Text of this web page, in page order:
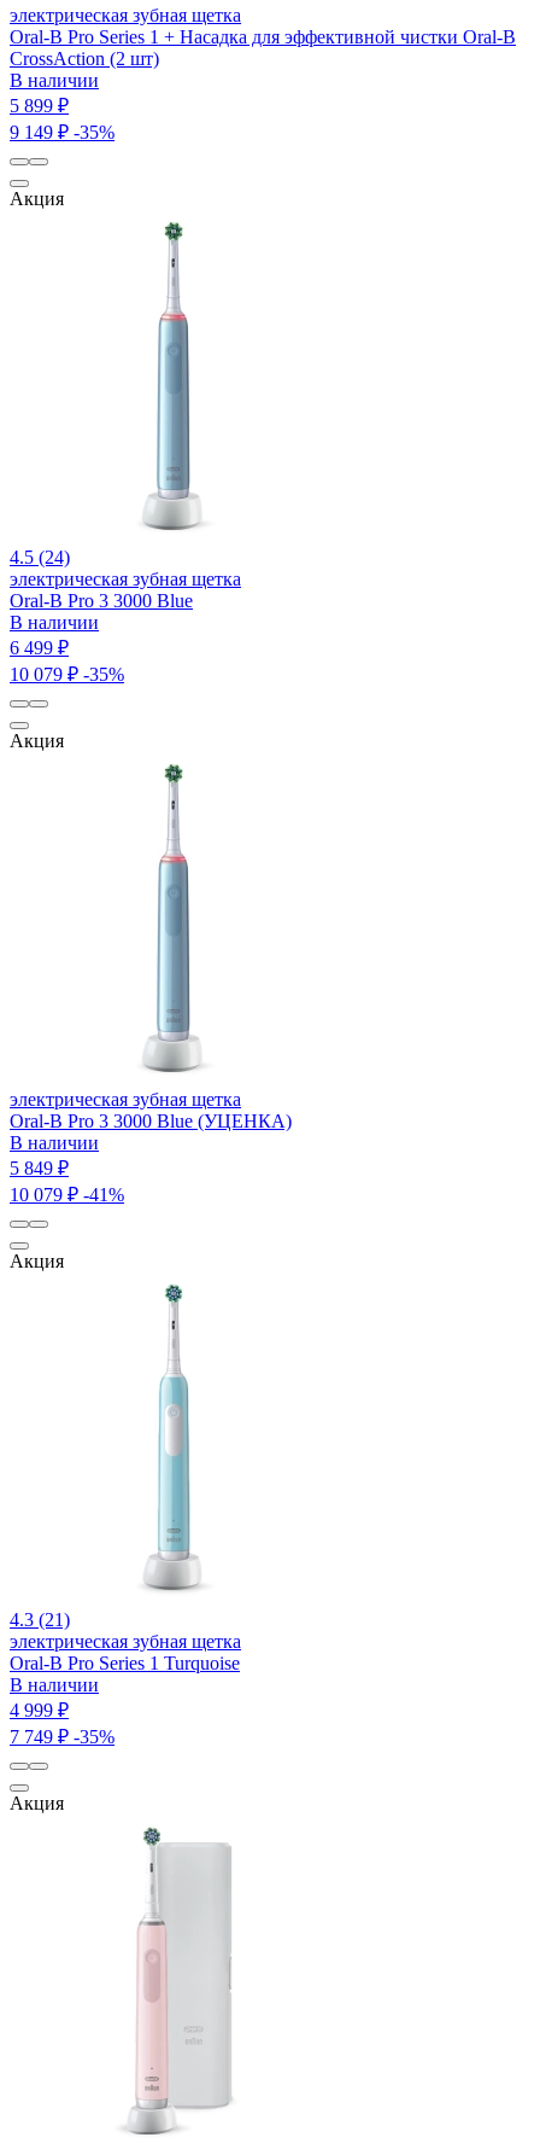
электрическая зубная щетка
Oral-B Pro Series 1 + Насадка для эффективной чистки Oral-B
CrossAction (2 шт)
В наличии
5 899 ₽
9 149 ₽ -35%
Акция
4.5 (24)
электрическая зубная щетка
Oral-B Pro 3 3000 Blue
В наличии
6 499 ₽
10 079 ₽ -35%
Акция
электрическая зубная щетка
Oral-B Pro 3 3000 Blue (УЦЕНКА)
В наличии
5 849 ₽
10 079 ₽ -41%
Акция
4.3 (21)
электрическая зубная щетка
Oral-B Pro Series 1 Turquoise
В наличии
4 999 ₽
7 749 ₽ -35%
Акция